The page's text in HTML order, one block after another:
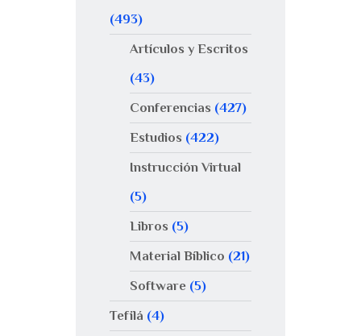
(493)
Artículos y Escritos
(43)
Conferencias (427)
Estudios (422)
Instrucción Virtual
(5)
Libros (5)
Material Bíblico (21)
Software(5)
Tefilá (4)